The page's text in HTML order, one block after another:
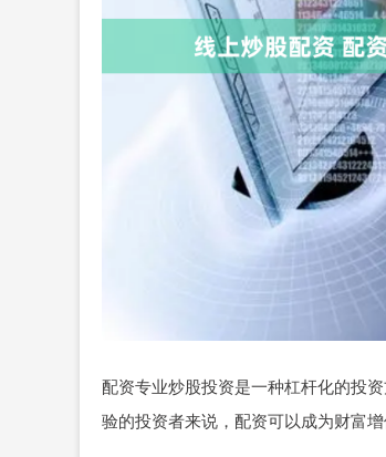
配资专业炒股投资是一种杠杆化的投
验的投资者来说，配资可以成为财富增